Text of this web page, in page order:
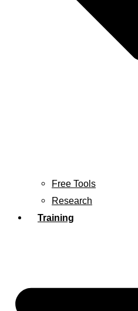
Free Tools
Research
Training